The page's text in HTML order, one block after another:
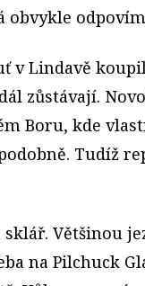
v Lindavě
zůstávají.
Boru, kde
Tudíž
Většinou
na Pilchuck